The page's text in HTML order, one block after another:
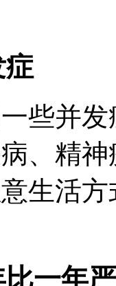
症
些并
、精
生活
一年